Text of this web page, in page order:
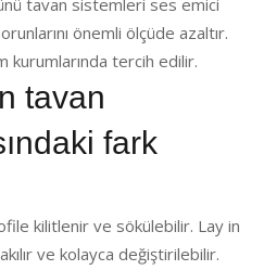
tavan sistemleri ses emici
önemli ölçüde azaltır.
kurumlarında tercih edilir.
tavan
fark
kilitlenir ve sökülebilir. Lay in
ve kolayca değiştirilebilir.